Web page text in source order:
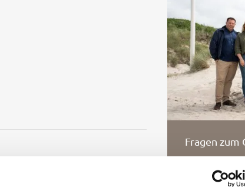
Fragen zum
Sollte Ihr
setzen Sie